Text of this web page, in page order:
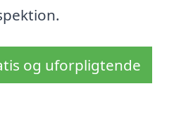
og uforpligtende